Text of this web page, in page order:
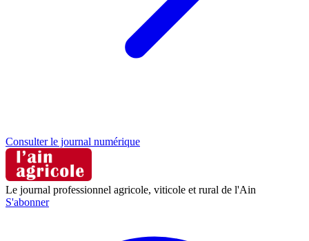
Consulter le journal numérique
Le journal professionnel agricole, viticole et rural de l'Ain
S'abonner